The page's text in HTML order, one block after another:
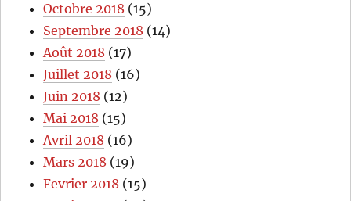
Octobre 2018 (15)
Septembre 2018 (14)
Août 2018 (17)
Juillet 2018 (16)
Juin 2018 (12)
Mai 2018 (15)
Avril 2018 (16)
Mars 2018 (19)
Fevrier 2018 (15)